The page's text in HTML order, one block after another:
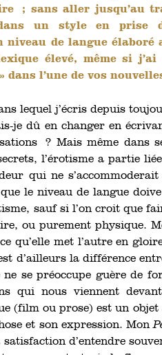
; sans aller jusqu’au
un style en prise
niveau de langue élaboré
élevé, même si j’ai
l’une de vos
lequel j’écris depuis
je dû en changer en
? Mais même dans
l’érotisme a partie
qui ne s’accommoderait
le niveau de langue
sauf si l’on croit que
ou purement physique.
qu’elle met l’autre en
d’ailleurs la différence
se préoccupe guère de
qui nous viennent
(film ou prose) est un
et son expression. Mon
d’entendre